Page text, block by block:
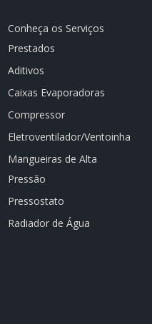
Conheça os Serviços
Prestados
Aditivos
Caixas Evaporadoras
Compressor
Eletroventilador/Ventoinha
Mangueiras de Alta
Pressão
Pressostato
Radiador de Água